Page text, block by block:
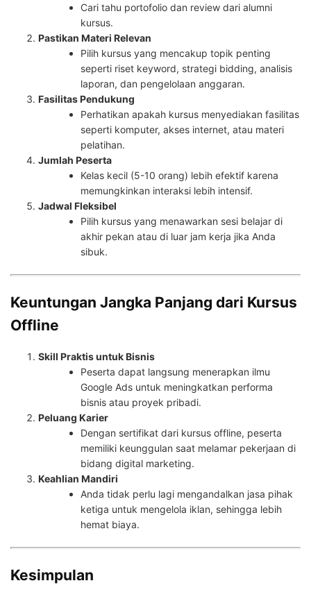
Cari tahu portofolio dan review dari alumni
kursus.
Pastikan Materi Relevan
Pilih kursus yang mencakup topik penting
seperti riset keyword, strategi bidding, analisis
laporan, dan pengelolaan anggaran.
Fasilitas Pendukung
Perhatikan apakah kursus menyediakan fasilitas
seperti komputer, akses internet, atau materi
pelatihan.
Jumlah Peserta
Kelas kecil (5-10 orang) lebih efektif karena
memungkinkan interaksi lebih intensif.
Jadwal Fleksibel
Pilih kursus yang menawarkan sesi belajar di
akhir pekan atau di luar jam kerja jika Anda
sibuk.
Keuntungan Jangka Panjang dari Kursus
Offline
Skill Praktis untuk Bisnis
Peserta dapat langsung menerapkan ilmu
Google Ads untuk meningkatkan performa
bisnis atau proyek pribadi.
Peluang Karier
Dengan sertifikat dari kursus offline, peserta
memiliki keunggulan saat melamar pekerjaan di
bidang digital marketing.
Keahlian Mandiri
Anda tidak perlu lagi mengandalkan jasa pihak
ketiga untuk mengelola iklan, sehingga lebih
hemat biaya.
Kesimpulan